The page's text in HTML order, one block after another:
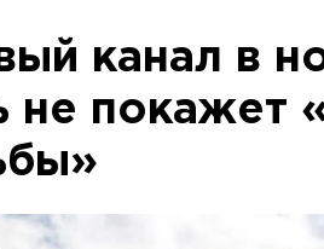
канал в
не покажет